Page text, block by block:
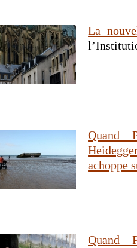
La
Quand
achoppe
Quand